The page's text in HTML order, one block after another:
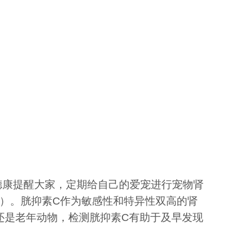
提醒大家，定期给自己的爱宠进行宠物肾
。胱抑素C作为敏感性和特异性双高的肾
老年动物，检测胱抑素C有助于及早发现